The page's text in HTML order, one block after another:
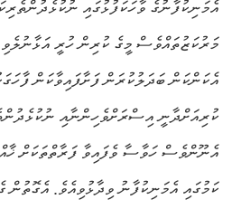
އެމަނިކުފާނުގެ ވާހަކަފުޅުގައި
މަރުކަޒުތައްވެސް މީގެ ކުރިން ހުރީ
އެކަންކަން ބަދަލުކުރަން ފަށާފައިވާކަން
ކުރިއަށްދާނީ އިސްރަށްވެހިންނާއި
އެނޫންވެސް ހަވާސާ ވެފައިވާ ފަރާތްތަކަށް
ކަމުގައި އެމަނިކުފާނު ވިދާޅުވިއެވެ.